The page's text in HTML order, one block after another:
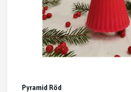
Pyramid Röd